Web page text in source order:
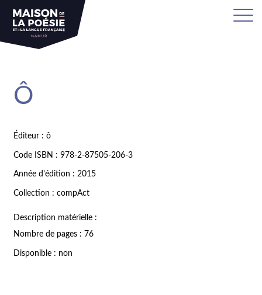
Ô
Éditeur : ô
Code ISBN : 978-2-87505-206-3
Année d'édition : 2015
Collection : compAct
Description matérielle :
Nombre de pages : 76
Disponible : non